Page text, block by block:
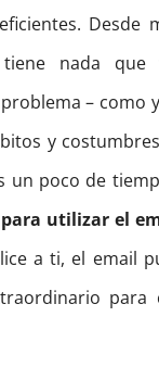
Desde
nada que
– como
y
un poco de
utilizar el
a ti, el email
para